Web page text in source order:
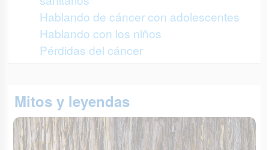
Hablando de cáncer con adolescentes
Hablando con los niños
Pérdidas del cáncer
Mitos y leyendas